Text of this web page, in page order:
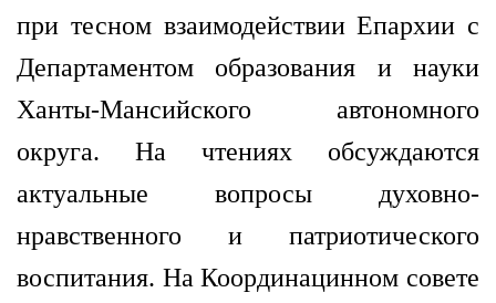
при тесном взаимодействии Епархии с
Департаментом образования и науки
Ханты-Мансийского автономного
округа. На чтениях обсуждаются
актуальные вопросы духовно-
нравственного и патриотического
воспитания. На Координацинном совете